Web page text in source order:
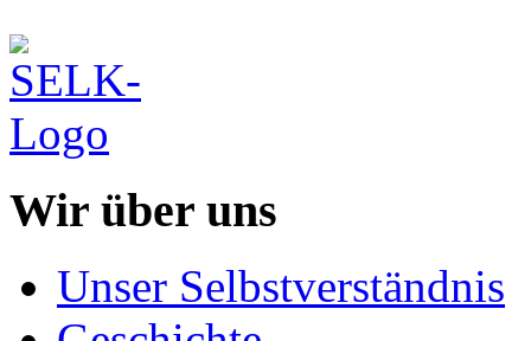
Wir über uns
Unser Selbstverständnis